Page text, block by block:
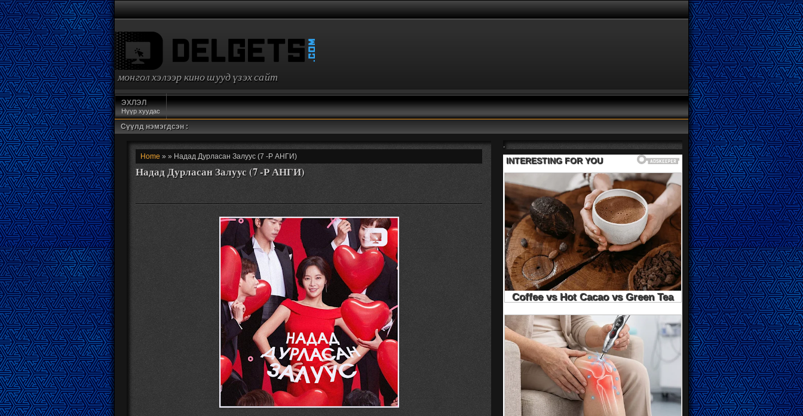
монгол хэлээр кино шууд үзэх сайт
ЭХЛЭЛ
Нүүр хуудас
Сүүлд нэмэгдсэн :
Home » » Надад Дурласан Залуус (7 -Р АНГИ)
Надад Дурласан Залуус (7 -Р АНГИ)
,